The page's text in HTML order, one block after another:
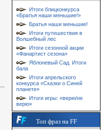
Итоги блицконкурса
«Братья наши меньшие!»
Братья наши меньшие!
Итоги путешествия в
Волшебный лес
Итоги сезонной акции
«Фанартист сезона»
Яблоневый Сад. Итоги
бала
Итоги апрельского
конкурса «Сказки о Синей
планете»
Итоги игры: «верю/не
верю»
Топ фраз на FF